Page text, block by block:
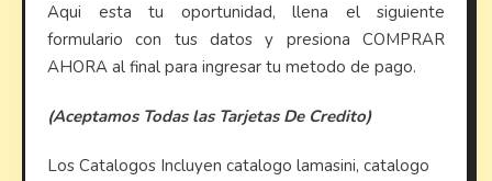
Aqui esta tu oportunidad, llena el siguiente
formulario con tus datos y presiona COMPRAR
AHORA al final para ingresar tu metodo de pago.
(Aceptamos Todas las Tarjetas De Credito)
Los Catalogos Incluyen catalogo lamasini, catalogo